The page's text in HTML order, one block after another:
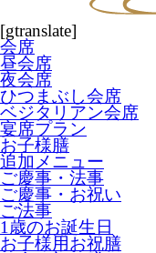
[gtranslate]
会席
昼会席
夜会席
ひつまぶし会席
ベジタリアン会席
宴席プラン
お子様膳
追加メニュー
ご慶事・法事
ご慶事・お祝い
ご法事
1歳のお誕生日
お子様用お祝膳